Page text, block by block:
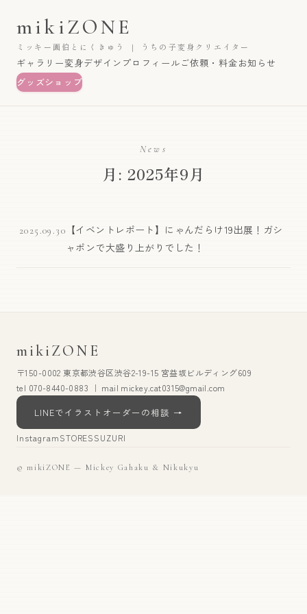
mikiZONE
ミッキー画伯とにくきゅう ｜ うちの子変身クリエイター
ギャラリー変身デザイン プロフィールご依頼・料金お知らせ
グッズショップ
News
月: 2025年9月
2025.09.30 【イベントレポート】にゃんだらけ19出展！ガシ
ャポンで大盛り上がりでした！
mikiZONE
〒150-0002 東京都渋谷区渋谷2-19-15 宮益坂ビルディング609
tel 070-8440-0883 ｜ mail mickey.cat0315@gmail.com
LINEでイラストオーダーの相談 →
InstagramSTORESSUZURI
© mikiZONE — Mickey Gahaku & Nikukyu